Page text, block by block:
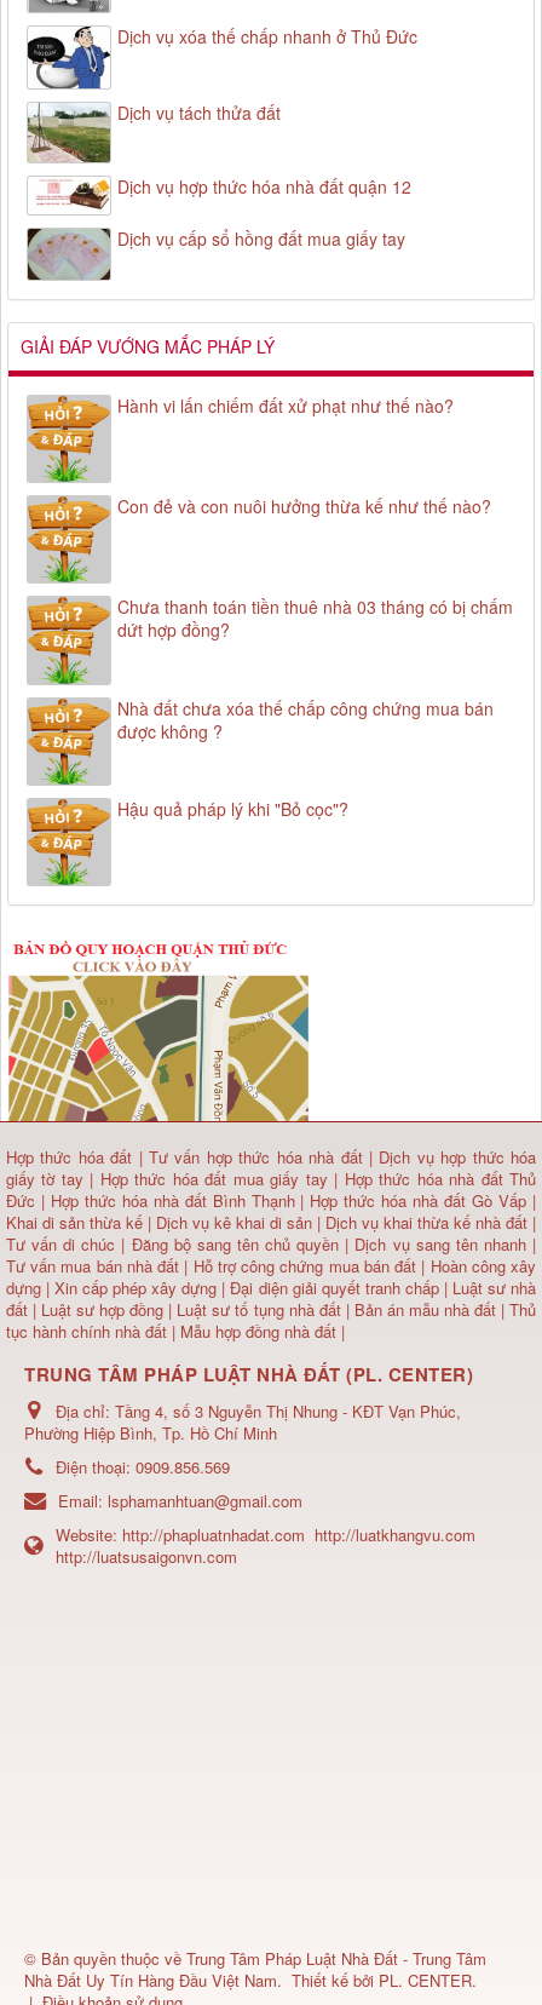
Dịch vụ xóa thế chấp nhanh ở Thủ Đức
Dịch vụ tách thửa đất
Dịch vụ hợp thức hóa nhà đất quận 12
Dịch vụ cấp sổ hồng đất mua giấy tay
GIẢI ĐÁP VƯỚNG MẮC PHÁP LÝ
Hành vi lấn chiếm đất xử phạt như thế nào?
Con đẻ và con nuôi hưởng thừa kế như thế nào?
Chưa thanh toán tiền thuê nhà 03 tháng có bị chấm
dứt hợp đồng?
Nhà đất chưa xóa thế chấp công chứng mua bán
được không ?
Hậu quả pháp lý khi "Bỏ cọc"?
Hợp thức hóa đất |Tư vấn hợp thức hóa nhà đất| Dịch vụ hợp thức hóa
giấy tờ tay | Hợp thức hóa đất mua giấy tay | Hợp thức hóa nhà đất Thủ
Đức | Hợp thức hóa nhà đất Bình Thạnh | Hợp thức hóa nhà đất Gò Vấp |
Khai di sản thừa kế | Dịch vụ kê khai di sản | Dịch vụ khai thừa kế nhà đất |
Tư vấn di chúc | Đăng bộ sang tên chủ quyền | Dịch vụ sang tên nhanh |
Tư vấn mua bán nhà đất | Hỗ trợ công chứng mua bán đất | Hoàn công xây
dựng | Xin cấp phép xây dựng |Đại diện giải quyết tranh chấp | Luật sư nhà
đất | Luật sư hợp đồng | Luật sư tố tụng nhà đất | Bản án mẫu nhà đất|Thủ
tục hành chính nhà đất | Mẫu hợp đồng nhà đất |
TRUNG TÂM PHÁP LUẬT NHÀ ĐẤT (PL. CENTER)
Địa chỉ: Tầng 4, số 3 Nguyễn Thị Nhung - KĐT Vạn Phúc,
Phường Hiệp Bình, Tp. Hồ Chí Minh
Điện thoại: 0909.856.569
Email: lsphamanhtuan@gmail.com
Website: http://phapluatnhadat.com http://luatkhangvu.com
http://luatsusaigonvn.com
© Bản quyền thuộc về Trung Tâm Pháp Luật Nhà Đất - Trung Tâm
Nhà Đất Uy Tín Hàng Đầu Việt Nam. Thiết kế bởi PL. CENTER.